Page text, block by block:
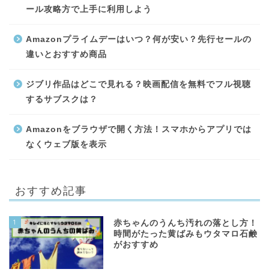
ール攻略方で上手に利用しよう
Amazonプライムデーはいつ？何が安い？先行セールの
違いとおすすめ商品
ジブリ作品はどこで見れる？映画配信を無料でフル視聴
するサブスクは？
Amazonをブラウザで開く方法！スマホからアプリでは
なくウェブ版を表示
おすすめ記事
1
赤ちゃんのうんち汚れの落とし方！
時間がたった黄ばみもウタマロ石鹸
がおすすめ